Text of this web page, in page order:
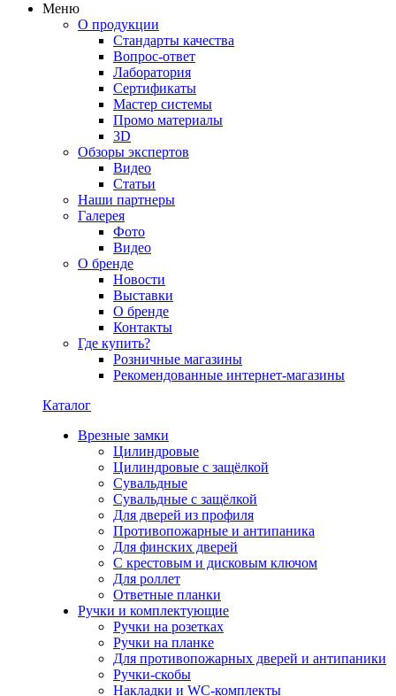
Меню
О продукции
Стандарты качества
Вопрос-ответ
Лаборатория
Сертификаты
Мастер системы
Промо материалы
3D
Обзоры экспертов
Видео
Статьи
Наши партнеры
Галерея
Фото
Видео
О бренде
Новости
Выставки
О бренде
Контакты
Где купить?
Розничные магазины
Рекомендованные интернет-магазины
Каталог
Врезные замки
Цилиндровые
Цилиндровые с защёлкой
Сувальдные
Сувальдные с защёлкой
Для дверей из профиля
Противопожарные и антипаника
Для финских дверей
С крестовым и дисковым ключом
Для роллет
Ответные планки
Ручки и комплектующие
Ручки на розетках
Ручки на планке
Для противопожарных дверей и антипаники
Ручки-скобы
Накладки и WC-комплекты